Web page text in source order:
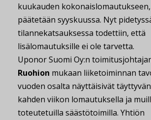
kuukauden
päätetään syyskuussa. Nyt
tilannekatsauksessa todettiin, että
lisälomautuksille ei ole tarvetta.
Uponor Suomi Oy:n
Ruohion mukaan liiketoiminnan
vuoden osalta näyttäisivät
kahden viikon lomautuksella ja
toteutetuilla säästötoimilla. Yhtiön